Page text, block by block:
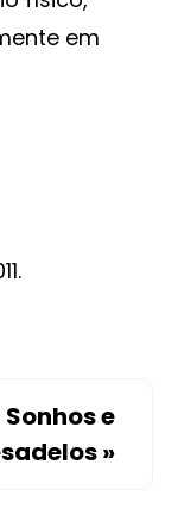
em
Sonhos e
»